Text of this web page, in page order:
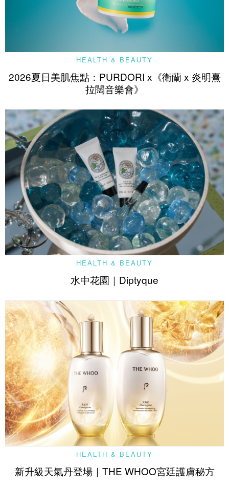
HEALTH & BEAUTY
2026夏日美肌焦點：PURDORI x《衛蘭 x 炎明熹
拉闊音樂會》
HEALTH & BEAUTY
水中花園｜Diptyque
HEALTH & BEAUTY
新升級天氣丹登場｜THE WHOO宮廷護膚秘方